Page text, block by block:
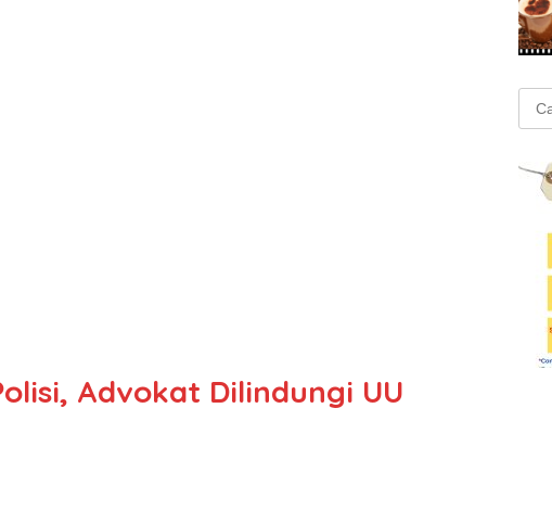
Advokat Dilindungi UU